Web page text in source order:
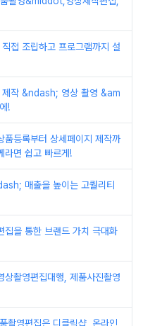
접 조립하고 프로그램까지 설
제작 &ndash; 영상 촬영 &am
!
등록부터 상세페이지 제작까
면 쉽고 빠르게!
매출을 높이는 고퀄리티
집을 통한 브랜드 가치 극대화
상촬영편집대행, 제품사진촬영
촬영편집은 디클릭샵, 온라인